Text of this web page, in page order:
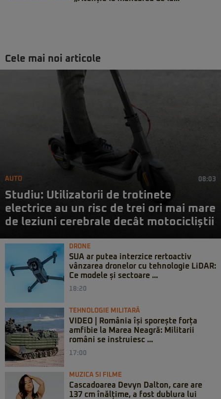
Cele mai noi articole
AUTO 08:03
Studiu: Utilizatorii de trotinete
electrice au un risc de trei ori mai mare
de leziuni cerebrale decât motocicliștii
DRONE
SUA ar putea interzice rertoactiv
vânzarea dronelor cu tehnologie LiDAR:
Ce modele și sectoare ...
18:20
TEHNOLOGIE MILITARĂ
VIDEO | România își sporește forța
amfibie la Marea Neagră: Militarii
români se instruiesc ...
17:00
MUZICA SI FILME
Cascadoarea Devyn Dalton, care are
137 cm înălțime, a fost dublura lui